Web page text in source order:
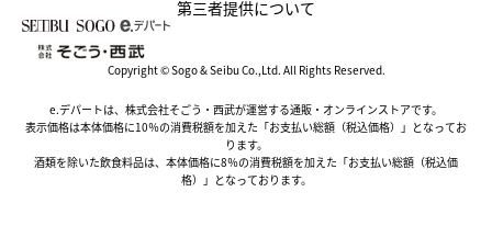
第三者提供について
Copyright © Sogo & Seibu Co.,Ltd. All Rights Reserved.
e.デパートは、株式会社そごう・西武が運営する通販・オンラインストアです。
表示価格は本体価格に10％の消費税額を加えた「お支払い総額（税込価格）」となってお
ります。
酒類を除いた飲食料品は、本体価格に8％の消費税額を加えた「お支払い総額（税込価
格）」となっております。